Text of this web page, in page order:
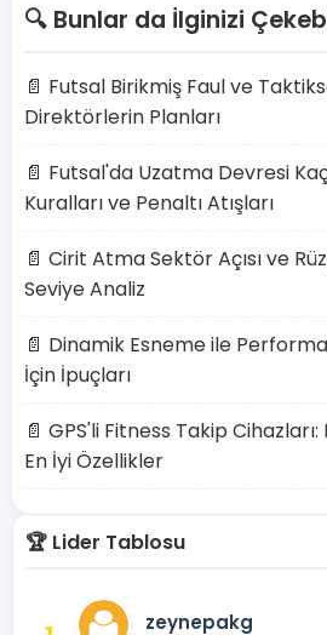
🔍 Bunlar da İlginizi
📄 Futsal Birikmiş Faul ve
Direktörlerin Planları
📄 Futsal'da Uzatma Devresi
Kuralları ve Penaltı Atışları
📄 Cirit Atma Sektör Açısı ve
Seviye Analiz
📄 Dinamik Esneme ile
İçin İpuçları
📄 GPS'li Fitness Takip
En İyi Özellikler
🏆 Lider Tablosu
zeynepakg